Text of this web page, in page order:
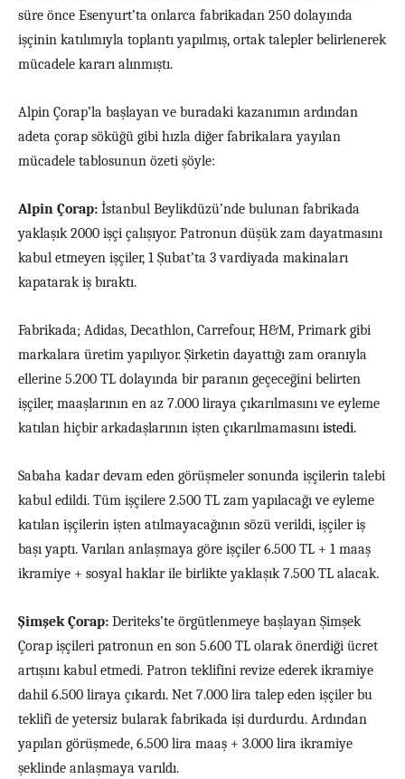
süre önce Esenyurt’ta onlarca fabrikadan 250 dolayında
işçinin katılımıyla toplantı yapılmış, ortak talepler belirlenerek
mücadele kararı alınmıştı.
Alpin Çorap’la başlayan ve buradaki kazanımın ardından
adeta çorap söküğü gibi hızla diğer fabrikalara yayılan
mücadele tablosunun özeti şöyle:
Alpin Çorap: İstanbul Beylikdüzü’nde bulunan fabrikada
yaklaşık 2000 işçi çalışıyor. Patronun düşük zam dayatmasını
kabul etmeyen işçiler, 1 Şubat’ta 3vardiyada makinaları
kapatarak iş bıraktı.
Fabrikada; Adidas, Decathlon, Carrefour, H&M, Primark gibi
markalara üretim yapılıyor. Şirketin dayattığı zam oranıyla
ellerine 5.200 TL dolayında bir paranın geçeceğini belirten
işçiler, maaşlarının en az 7.000 liraya çıkarılmasını ve eyleme
katılan hiçbir arkadaşlarının işten çıkarılmamasını istedi.
Sabaha kadar devam eden görüşmelersonunda işçilerin talebi
kabul edildi. Tüm işçilere 2.500 TL zam yapılacağı ve eyleme
katılan işçilerin işten atılmayacağının sözü verildi, işçiler iş
başı yaptı. Varılan anlaşmaya göre işçiler 6.500 TL + 1 maaş
ikramiye + sosyal haklar ile birlikte yaklaşık 7.500 TL alacak.
Şimşek Çorap: Deriteks’te örgütlenmeye başlayan Şimşek
Çorap işçileri patronun en son 5.600 TL olarak önerdiği ücret
artışını kabul etmedi. Patron teklifini revize ederek ikramiye
dahil 6.500 liraya çıkardı. Net 7.000 lira talep eden işçiler bu
teklifi de yetersiz bularak fabrikada işi durdurdu. Ardından
yapılan görüşmede, 6.500 lira maaş + 3.000 lira ikramiye
şeklinde anlaşmaya varıldı.